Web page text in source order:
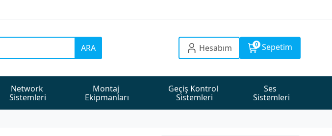
ARA Hesabım 0 Sepetim
Network
Sistemleri
Montaj
Ekipmanları
Geçiş Kontrol
Sistemleri
Ses
Sistemleri